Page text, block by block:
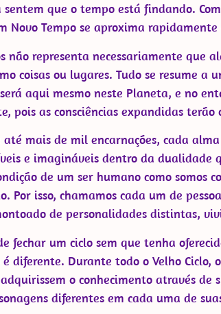
que o tempo está findando.
Novo Tempo se aproxima rapidamente
não representa necessariamente que
coisas ou lugares. Tudo se resume a
aqui mesmo neste Planeta, e no
pois as consciências expandidas
até mais de mil encarnações, cada
e imagináveis dentro da dualidade
de um ser humano como somos
Por isso, chamamos cada um de
de personalidades distintas,
fechar um ciclo sem que tenha
diferente. Durante todo o Velho Ciclo,
o conhecimento através de
diferentes em cada uma de